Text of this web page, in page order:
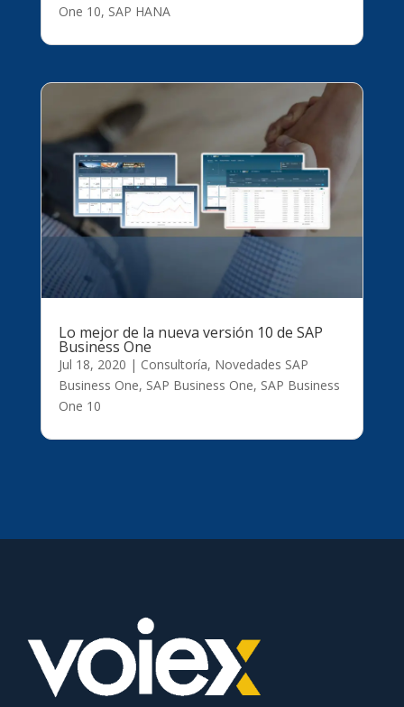
One 10, SAP HANA
Lo mejor de la nueva versión 10 de SAP
Business One
Jul 18, 2020 | Consultoría, Novedades SAP
Business One, SAP Business One, SAP Business
One 10